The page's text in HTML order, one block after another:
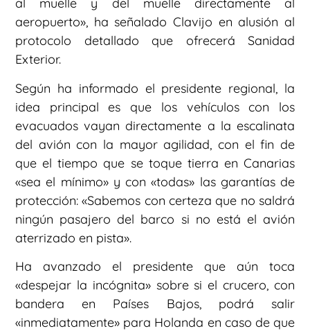
al muelle y del muelle directamente al
aeropuerto», ha señalado Clavijo en alusión al
protocolo detallado que ofrecerá Sanidad
Exterior.
Según ha informado el presidente regional, la
idea principal es que los vehículos con los
evacuados vayan directamente a la escalinata
del avión con la mayor agilidad, con el fin de
que el tiempo que se toque tierra en Canarias
«sea el mínimo» y con «todas» las garantías de
protección: «Sabemos con certeza que no saldrá
ningún pasajero del barco si no está el avión
aterrizado en pista».
Ha avanzado el presidente que aún toca
«despejar la incógnita» sobre si el crucero, con
bandera en Países Bajos, podrá salir
«inmediatamente» para Holanda en caso de que